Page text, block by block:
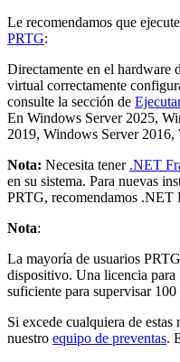
Le recomendamos que
PRTG:
Directamente en el hardware
virtual correctamente
consulte la sección de
En Windows Server 2025,
2019, Windows Server
Nota: Necesita tener .NET
en su sistema. Para nuevas
PRTG, recomendamos .NET
Nota:
La mayoría de usuarios
dispositivo. Una licencia para
suficiente para supervisar
Si excede cualquiera de
nuestro equipo de preventas.